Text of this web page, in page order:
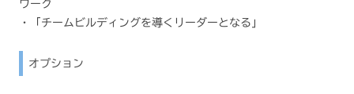
ワーク
・「チームビルディングを導くリーダーとなる」
オプション